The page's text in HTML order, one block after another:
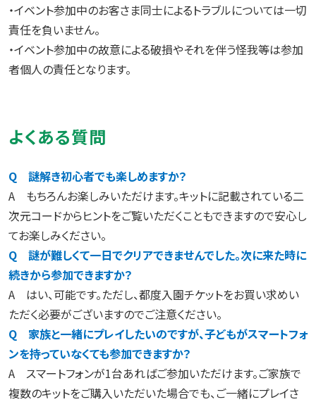
・イベント参加中のお客さま同士によるトラブルについては一切
責任を負いません。
・イベント参加中の故意による破損やそれを伴う怪我等は参加
者個人の責任となります。
よくある質問
Q 謎解き初心者でも楽しめますか？
A もちろんお楽しみいただけます。キットに記載されている二
次元コードからヒントをご覧いただくこともできますので安心し
てお楽しみください。
Q 謎が難しくて一日でクリアできませんでした。次に来た時に
続きから参加できますか？
A はい、可能です。ただし、都度入園チケットをお買い求めい
ただく必要がございますのでご注意ください。
Q 家族と一緒にプレイしたいのですが、子どもがスマートフォ
ンを持っていなくても参加できますか？
A スマートフォンが1台あればご参加いただけます。ご家族で
複数のキットをご購入いただいた場合でも、ご一緒にプレイさ